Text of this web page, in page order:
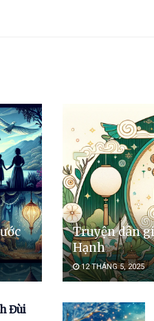
Truyện dân
Hạnh
12 THÁNG 5, 2025
Đùi